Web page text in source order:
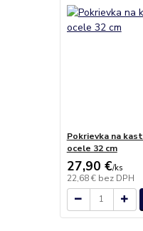
Pokrievka na
ocele 32 cm
27,90 €/ks
22,68 € bez DPH